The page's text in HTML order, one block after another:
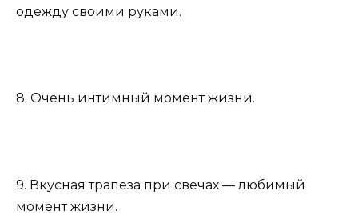
одежду своими руками.
8. Очень интимный момент жизни.
9. Вкусная трапеза при свечах — любимый
момент жизни.